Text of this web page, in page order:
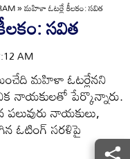
»మహిళా ఓటర్లే కీలకం: సవిత
సవిత
AM
మహిళా ఓటర్లేనని
నాయకులతో పేర్కొన్నారు.
నాయకులు,
ఓటింగ్‌ సరళిపై